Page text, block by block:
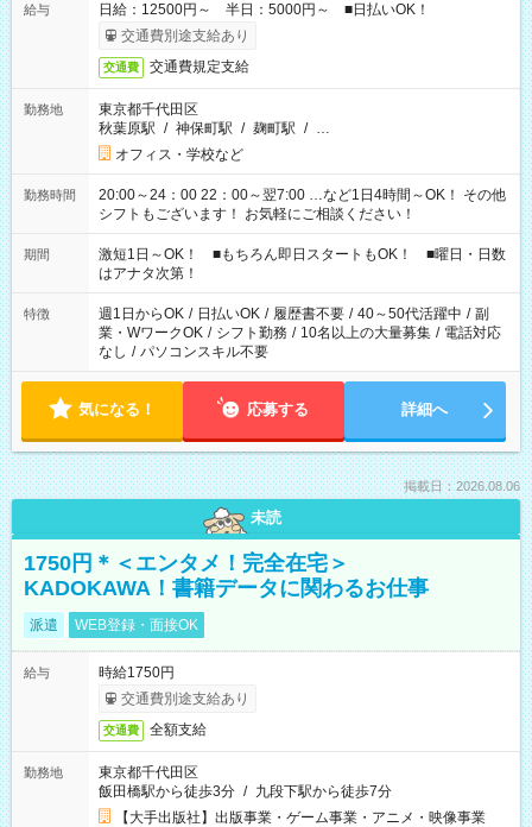
給与
日給：12500円～ 半日：5000円～ ■日払いOK！
交通費別途支給あり
交通費 交通費規定支給
勤務地
東京都千代田区
秋葉原駅 / 神保町駅 / 麹町駅 / …
オフィス・学校など
勤務時間
20:00～24：00 22：00～翌7:00 …など1日4時間～OK！ その他
シフトもございます！ お気軽にご相談ください！
期間
激短1日～OK！ ■もちろん即日スタートもOK！ ■曜日・日数
はアナタ次第！
特徴 週1日からOK / 日払いOK / 履歴書不要 / 40～50代活躍中 / 副
業・WワークOK / シフト勤務 / 10名以上の大量募集 / 電話対応
なし / パソコンスキル不要
気になる！ 応募する 詳細へ
掲載日：2026.08.06
未読
1750円＊＜エンタメ！完全在宅＞
KADOKAWA！書籍データに関わるお仕事
派遣 WEB登録・面接OK
給与
時給1750円
交通費別途支給あり
交通費 全額支給
勤務地
東京都千代田区
飯田橋駅から徒歩3分 / 九段下駅から徒歩7分
【大手出版社】出版事業・ゲーム事業・アニメ・映像事業